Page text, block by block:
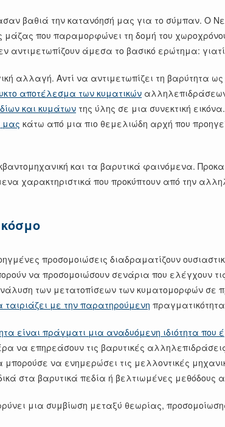
βαθιά την κατανόησή μας για το σύμπαν. Ο
που παραμορφώνει τη δομή του
αντιμετωπίζουν άμεσα το βασικό ερώτημα: γιατί
αλλαγή. Αντί να αντιμετωπίζει τη βαρύτητα
αποτέλεσμα των κυματικών
και κυμάτων της ύλης σε μια συνεκτική
μας κάτω από μια πιο θεμελιώδη αρχή που
και τα βαρυτικά φαινόμενα.
χαρακτηριστικά που προκύπτουν από την
προσομοιώσεις διαδραματίζουν
να προσομοιώσουν σενάρια που ελέγχουν
των μετατοπίσεων των κυματομορφών σε
ταιριάζει με την παρατηρούμενη
είναι πράγματι μια αναδυόμενη ιδιότητα που
να επηρεάσουν τις βαρυτικές
να ενημερώσει τις μελλοντικές
στα βαρυτικά πεδία ή βελτιωμένες μεθόδους
μια συμβίωση μεταξύ θεωρίας,